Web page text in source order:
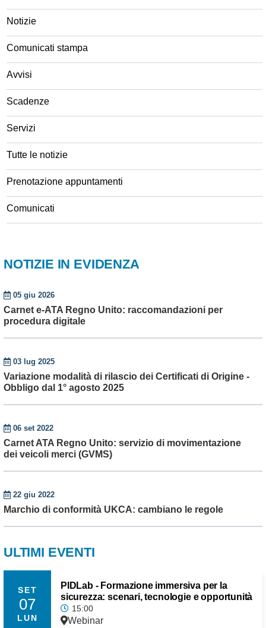
Notizie
Comunicati stampa
Avvisi
Scadenze
Servizi
Tutte le notizie
Prenotazione appuntamenti
Comunicati
NOTIZIE IN EVIDENZA
05 giu 2026
Carnet e-ATA Regno Unito: raccomandazioni per
procedura digitale
03 lug 2025
Variazione modalità di rilascio dei Certificati di Origine -
Obbligo dal 1° agosto 2025
06 set 2022
Carnet ATA Regno Unito: servizio di movimentazione
dei veicoli merci (GVMS)
22 giu 2022
Marchio di conformità UKCA: cambiano le regole
ULTIMI EVENTI
SET
07
LUN
PIDLab - Formazione immersiva per la
sicurezza: scenari, tecnologie e opportunità
15:00
Webinar